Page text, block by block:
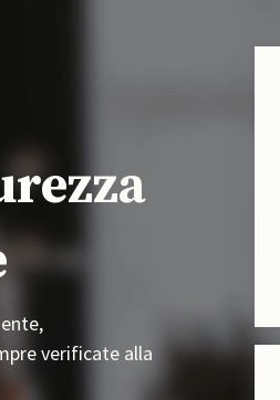
verificate alla